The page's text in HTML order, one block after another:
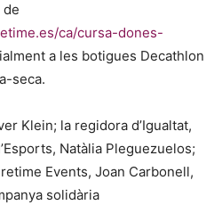
ca/cursa-dones-
a les botigues Decathlon
seca.
Klein; la regidora d’Igualtat,
Natàlia Pleguezuelos;
Events, Joan Carbonell,
solidària